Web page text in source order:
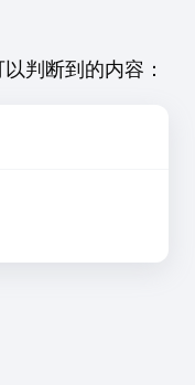
判断到的内容：